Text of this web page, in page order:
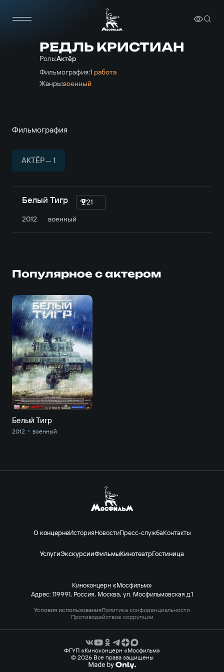
РЕДЛЬ КРИСТИАН
Роль:Актёр
Фильмография:1 работа
Жанры:военный
Фильмография
АКТЁР — 1
Белый Тигр
21
2012
военный
Популярное с актером
Белый Тигр
2012 военный
О концернеИсторияНовостиПресс-службаКонтакты
УслугиЭкскурсииФильмыКинотеатрГостиница
Киноконцерн «Мосфильм»
Адрес: 119991, Россия, Москва, ул. Мосфильмовская д.1
Условия использованияПолитика конфиденциальности
Противодействие коррупции
ФГУП «Киноконцерн «Мосфильм»
© 2026 Все права защищены